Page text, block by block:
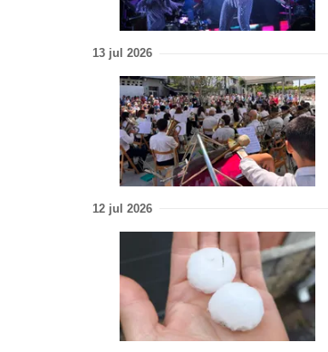
13 jul 2026
12 jul 2026